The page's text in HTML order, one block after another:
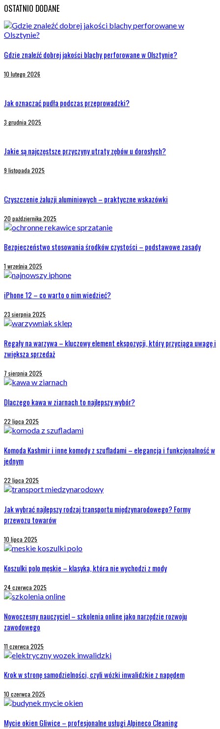
OSTATNIO DODANE
Gdzie znaleźć dobrej jakości blachy perforowane w Olsztynie?
10 lutego 2026
Jak oznaczać pudła podczas przeprowadzki?
3 grudnia 2025
Jakie są najczęstsze przyczyny utraty zębów u dorosłych?
9 listopada 2025
Czyszczenie żaluzji aluminiowych – praktyczne wskazówki
20 października 2025
Bezpieczeństwo stosowania środków czystości – podstawowe zasady
1 września 2025
iPhone 12 – co warto o nim wiedzieć?
23 sierpnia 2025
Regały na warzywa – kluczowy element ekspozycji, który przyciąga uwagę i
zwiększa sprzedaż
7 sierpnia 2025
Dlaczego kawa w ziarnach to najlepszy wybór?
22 lipca 2025
Komoda Kashmir i inne komody z szufladami – elegancja i funkcjonalność w
jednym
22 lipca 2025
Jak wybrać najlepszy rodzaj transportu międzynarodowego? Formy
przewozu towarów
10 lipca 2025
Koszulki polo męskie – klasyka, która nie wychodzi z mody
24 czerwca 2025
Nowoczesny nauczyciel – szkolenia online jako narzędzie rozwoju
zawodowego
11 czerwca 2025
Krok w stronę samodzielności, czyli wózki inwalidzkie z napędem
10 czerwca 2025
Mycie okien Gliwice – profesjonalne usługi Alpineco Cleaning